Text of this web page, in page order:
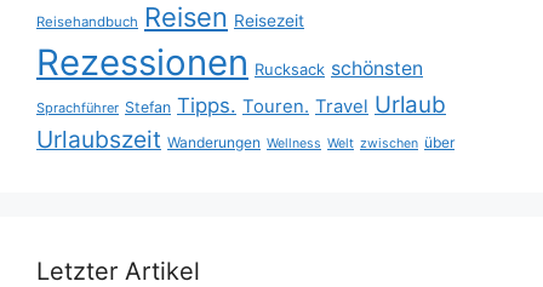
Reisehandbuch Reisen Reisezeit
Rezessionen Rucksack schönsten
Sprachführer Stefan Tipps. Touren. Travel Urlaub
Urlaubszeit Wanderungen Wellness Welt zwischen über
Letzter Artikel